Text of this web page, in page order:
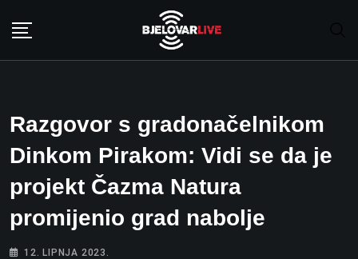
Razgovor s gradonačelnikom
Dinkom Pirakom: Vidi se da je
projekt Čazma Natura
promijenio grad nabolje
12. LIPNJA 2023.